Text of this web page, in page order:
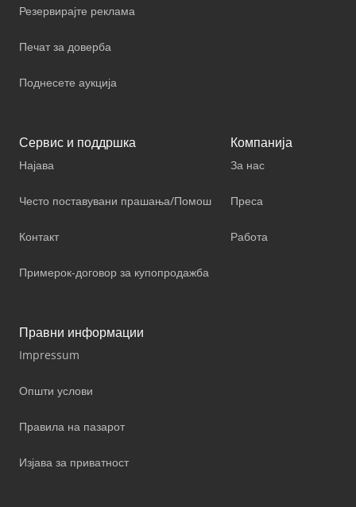
Резервирајте реклама
Печат за доверба
Поднесете аукција
Сервис и поддршка
Најава
Често поставувани прашања/Помош
Контакт
Примерок-договор за купопродажба
Компанија
За нас
Преса
Работа
Правни информации
Impressum
Општи услови
Правила на пазарот
Изјава за приватност